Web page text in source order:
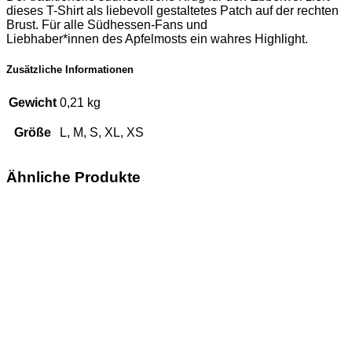
dieses T-Shirt als liebevoll gestaltetes Patch auf der rechten
Brust. Für alle Südhessen-Fans und
Liebhaber*innen des Apfelmosts ein wahres Highlight.
Zusätzliche Informationen
Gewicht 0,21 kg
Größe L, M, S, XL, XS
Ähnliche Produkte